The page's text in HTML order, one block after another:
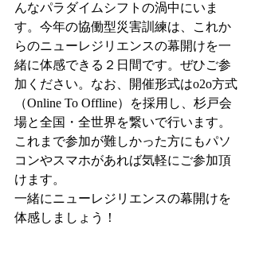
んなパラダイムシフトの渦中にいま
す。今年の協働型災害訓練は、これか
らのニューレジリエンスの幕開けを一
緒に体感できる２日間です。ぜひご参
加ください。なお、開催形式はo2o方式
（Online To Offline）を採用し、杉戸会
場と全国・全世界を繋いで行います。
これまで参加が難しかった方にもパソ
コンやスマホがあれば気軽にご参加頂
けます。
一緒にニューレジリエンスの幕開けを
体感しましょう！